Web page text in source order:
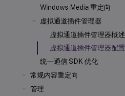
Windows Media 重定向
虚拟通道插件管理器
虚拟通道插件管理器概述
虚拟通道插件管理器配置
统一通信 SDK 优化
常规内容重定向
管理